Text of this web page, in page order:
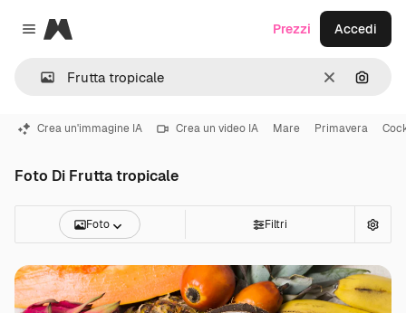
Close menu
Magnific
CancellaCerca
Prezzi Accedi
Crea un'immagine IA Crea un video IA Mare Primavera
Foto Di Frutta tropicale
Foto Filtri